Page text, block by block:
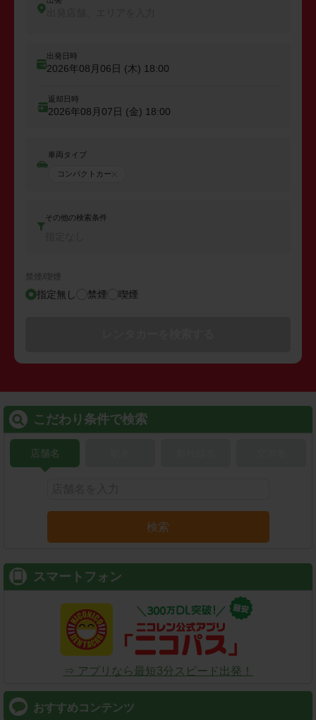
出発日時
2026年08月06日 (木) 18:00
返却日時
2026年08月07日 (金) 18:00
車両タイプ
コンパクトカー
その他の検索条件
禁煙/喫煙
指定無し 禁煙 喫煙
こだわり条件で検索
店舗名
検索
スマートフォン
⇒ アプリなら最短3分スピード出発！
おすすめコンテンツ